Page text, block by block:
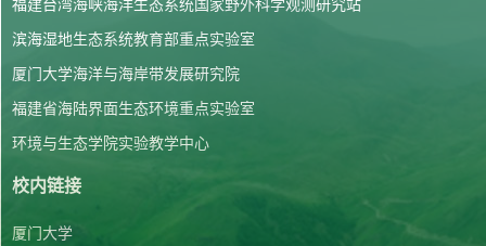
福建台湾海峡海洋生态系统国家野外科学观测研究站
滨海湿地生态系统教育部重点实验室
厦门大学海洋与海岸带发展研究院
福建省海陆界面生态环境重点实验室
环境与生态学院实验教学中心
校内链接
厦门大学